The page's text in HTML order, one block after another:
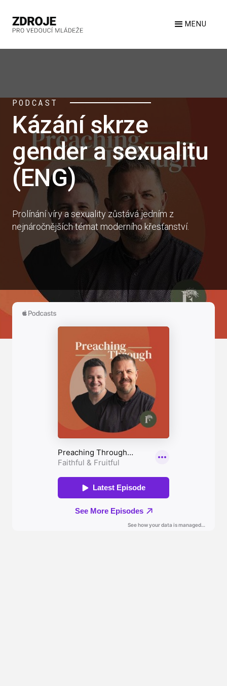
MENU
PODCAST
Kázání skrze
gender a sexualitu
(ENG)
Prolínání víry a sexuality zůstává jedním z
nejnáročnějších témat moderního křesťanství.